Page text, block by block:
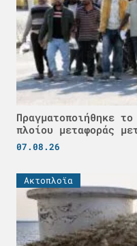
Πραγματοποιήθηκε
πλοίου μεταφοράς
07.08.26
Ακτοπλοϊα